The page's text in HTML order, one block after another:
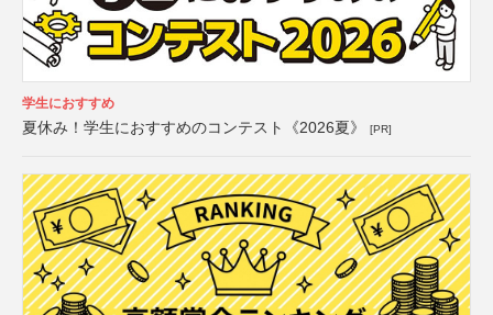
学生におすすめ
夏休み！学生におすすめのコンテスト《2026夏》 [PR]